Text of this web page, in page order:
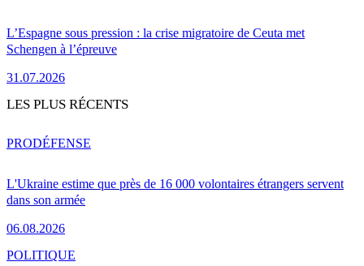
L’Espagne sous pression : la crise migratoire de Ceuta met
Schengen à l’épreuve
31.07.2026
LES PLUS RÉCENTS
L'Ukraine estime que près de 16 000 volontaires étrangers servent
dans son armée
06.08.2026
PRODÉFENSE
POLITIQUE